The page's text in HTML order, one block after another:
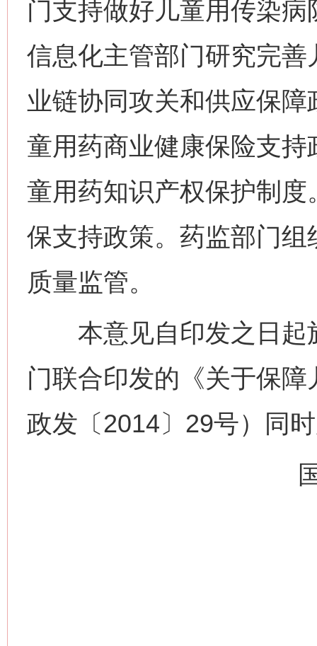
门支持做好儿童用传染
信息化主管部门研究完
业链协同攻关和供应保
童用药商业健康保险支
童用药知识产权保护制
保支持政策。药监部门
质量监管。
本意见自印发之日起
门联合印发的《关于保
政发〔2014〕29号）同
网上购药对药下症？
这是一记警钟！ 谢
在谋一域中谋全局
今